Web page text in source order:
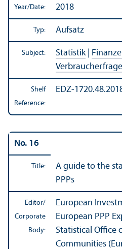
Year/Date: 2018
Typ: Aufsatz
Subject: Statistik|
Shelf
Reference:
EDZ-
No. 16
Title:
A guide to the
PPPs
Editor/
Corporate
Body:
European
European PPP
Statistical Office
Communities